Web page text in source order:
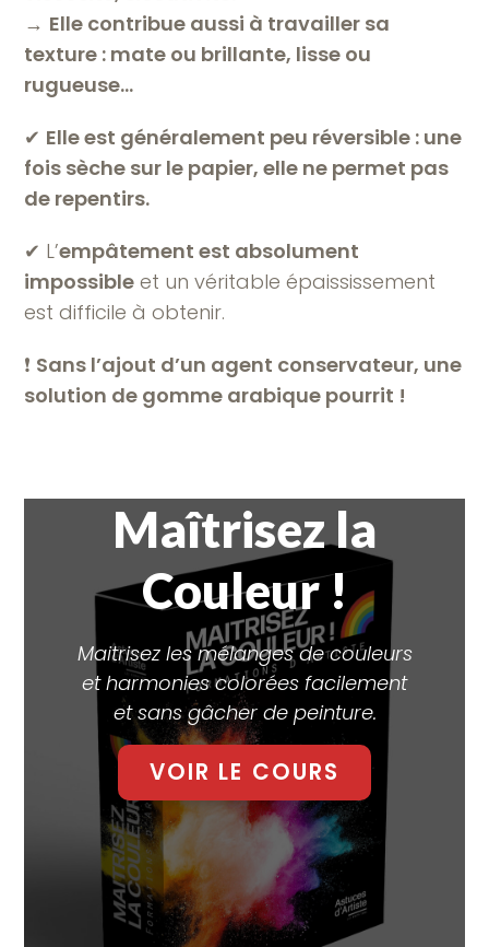
→ Elle contribue aussi à travailler sa
texture : mate ou brillante, lisse ou
rugueuse…
✔ Elle est généralement peu réversible : une
fois sèche sur le papier, elle ne permet pas
de repentirs.
✔ L’empâtement est absolument
impossible et un véritable épaississement
est difficile à obtenir.
❗️ Sans l’ajout d’un agent conservateur, une
solution de gomme arabique pourrit !
Maîtrisez la
Couleur !
Maitrisez les mélanges de couleurs
et harmonies colorées facilement
et sans gâcher de peinture.
VOIR LE COURS